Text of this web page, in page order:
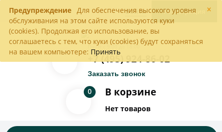
×
Предупреждение Для обеспечения высокого уровня
обслуживания на этом сайте используются куки
(cookies). Продолжая его использование, вы
соглашаетесь с тем, что куки (cookies) будут сохраняться
на вашем компьютере: Принять
Войти Регистрация
Пн-Пт с 9:00 до 18:00
+7 (495) 924-86-02
Заказать звонок
В корзине
0
Нет товаров